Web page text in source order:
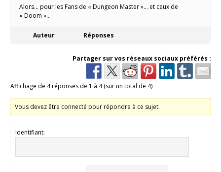
Alors… pour les Fans de « Dungeon Master »… et ceux de
« Doom »…
Auteur Réponses
Partager sur vos réseaux sociaux préférés :
Affichage de 4 réponses de 1 à 4 (sur un total de 4)
Vous devez être connecté pour répondre à ce sujet.
Identifiant: